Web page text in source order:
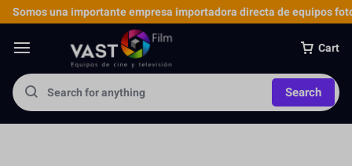
Somos una importante empresa importadora directa de equipos
Cart
Search